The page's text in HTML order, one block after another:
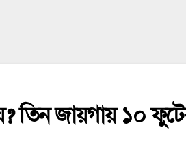
তিন জায়গায় ১০